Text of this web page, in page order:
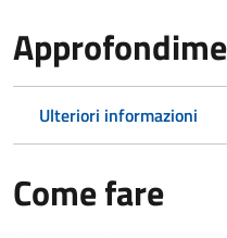
Ulteriori informazioni
Come fare